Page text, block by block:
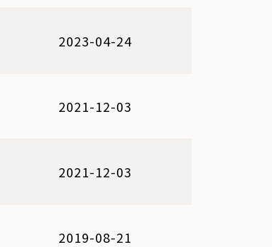
2023-04-24
2021-12-03
2021-12-03
2019-08-21